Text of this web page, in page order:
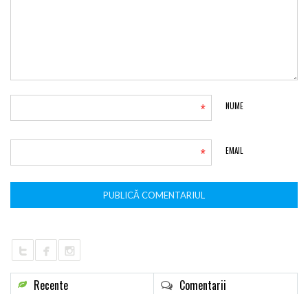
NUME
*
EMAIL
*
Recente Comentarii